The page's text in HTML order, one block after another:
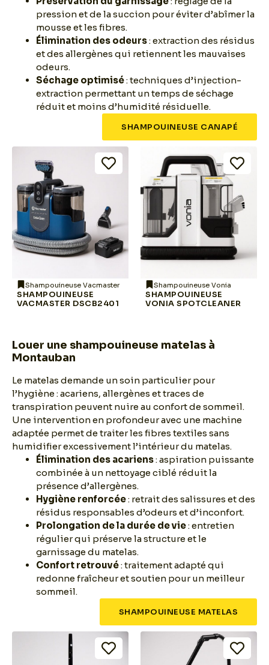
pression et de la succion pour éviter d’abîmer la
mousse et les fibres.
Élimination des odeurs: extraction des résidus
et des allergènes qui retiennent les mauvaises
odeurs.
Séchage optimisé: techniques d’injection-
extraction permettant un temps de séchage
réduit et moins d’humidité résiduelle.
SHAMPOUINEUSE CANAPÉ
Shampouineuse Vacmaster
SHAMPOUINEUSE
VACMASTER DSCB2401
Shampouineuse Vonia
SHAMPOUINEUSE
VONIA SPOTCLEANER
Louer une shampouineuse matelas à
Montauban
Le matelas demande un soin particulier pour
l’hygiène : acariens, allergènes et traces de
transpiration peuvent nuire au confort de sommeil.
Une intervention en profondeur avec une machine
adaptée permet de traiter les fibres textiles sans
humidifier excessivement l’intérieur du matelas.
Élimination des acariens: aspiration puissante
combinée à un nettoyage ciblé réduit la
présence d’allergènes.
Hygiène renforcée: retrait des salissures et des
résidus responsables d’odeurs et d’inconfort.
Prolongation de la durée de vie: entretien
régulier qui préserve la structure et le
garnissage du matelas.
Confort retrouvé: traitement adapté qui
redonne fraîcheur et soutien pour un meilleur
sommeil.
SHAMPOUINEUSE MATELAS